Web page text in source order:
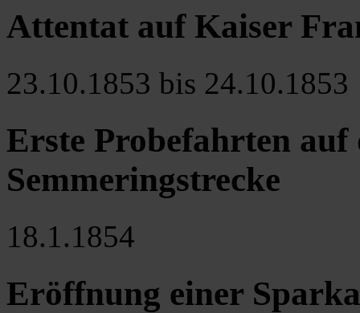
Attentat auf Kaiser
23.10.1853 bis 24.10.1853
Erste Probefahrten auf
Semmeringstrecke
18.1.1854
Eröffnung einer